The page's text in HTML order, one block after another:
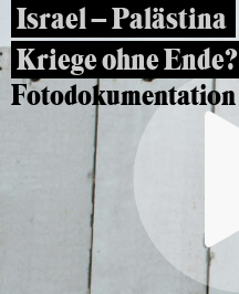
Israel – Palästina
Kriege ohne Ende?
Fotodokumentation